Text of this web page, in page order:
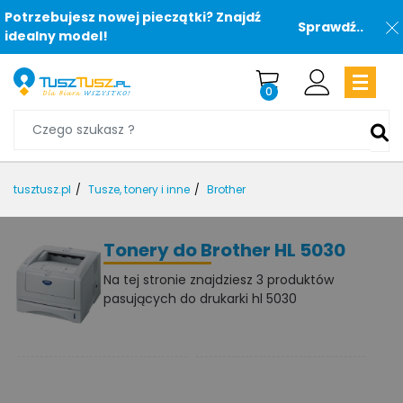
Potrzebujesz nowej pieczątki? Znajdź
idealny model!
Sprawdź..
0
tusztusz.pl Tusze, tonery i inne Brother
Tonery do Brother HL 5030
Na tej stronie znajdziesz 3 produktów
pasujących do drukarki hl 5030